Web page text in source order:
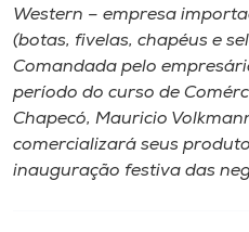
I.nova
Diplomados
Cultura
Western – empresa
(botas, fivelas, chapéus e
Comandada pelo
período do curso de
Chapecó, Mauricio
comercializará seus
inauguração festiva das